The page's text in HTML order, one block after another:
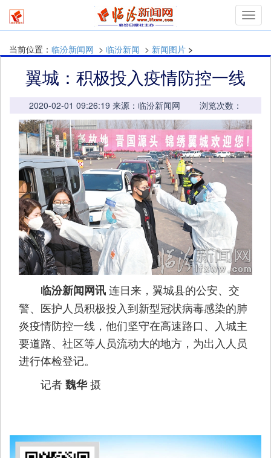
当前位置： 临汾新闻网 > 临汾新闻 > 新闻图片 >
翼城：积极投入疫情防控一线
2020-02-01 09:26:19 来源：临汾新闻网 浏览次数：
临汾新闻网讯连日来，翼城县的公安、交
警、医护人员积极投入到新型冠状病毒感染的肺
炎疫情防控一线，他们坚守在高速路口、入城主
要道路、社区等人员流动大的地方，为出入人员
进行体检登记。
记者魏华摄